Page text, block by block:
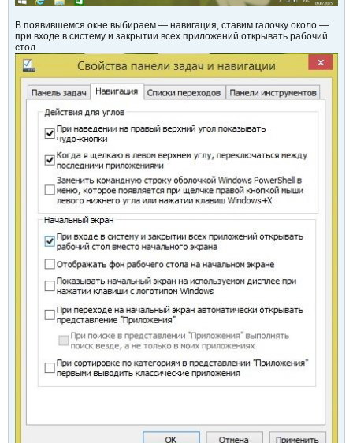
В появившемся окне выбираем — навигация, ставим галочку около —
при входе в систему и закрытии всех приложений открывать рабочий
стол.